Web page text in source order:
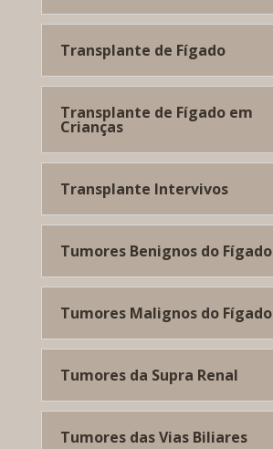
Transplante de Fígado
Transplante de Fígado em
Crianças
Transplante Intervivos
Tumores Benignos do Fígado
Tumores Malignos do Fígado
Tumores da Supra Renal
Tumores das Vias Biliares